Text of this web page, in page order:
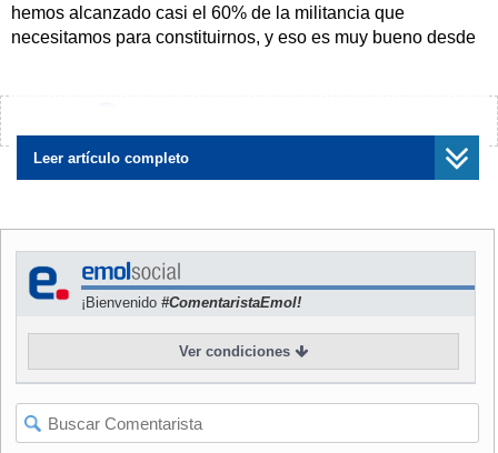
hemos alcanzado casi el 60% de la militancia que
necesitamos para constituirnos, y eso es muy bueno desde
presidente y diputado,Johannes Kaiser.
NOTICIARELACIONADA
diputado la presidencial en
la derecha
irrupción de Kaiser, en las últimas encuestas de opinión
pública. De acuerdo a la Cadem del lunes, el parlamentario
Leer artículo completo
¡Bienvenido #ComentaristaEmol!
Ver condiciones